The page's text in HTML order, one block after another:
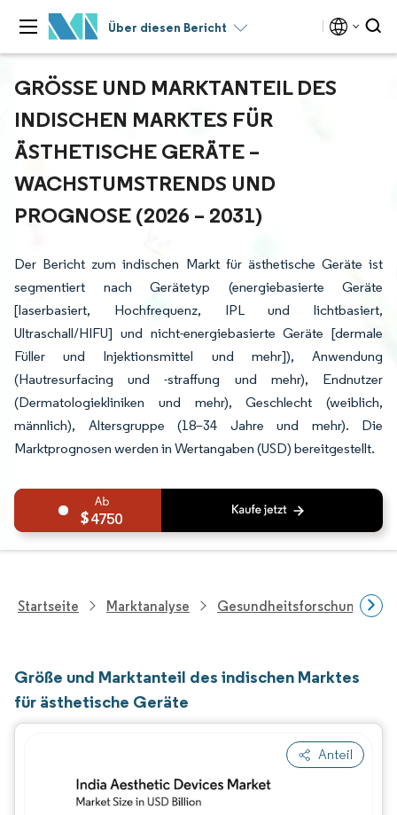
Über diesen Bericht
GRÖSSE UND MARKTANTEIL DES I
NDISCHEN MARKTES FÜR Ä
STHETISCHE GERÄTE – W
ACHSTUMSTRENDS UND P
ROGNOSE (2026 – 2031)
Der Bericht zum indischen Markt für ästhetische Geräte ist
segmentiert nach Gerätetyp (energiebasierte Geräte
[laserbasiert, Hochfrequenz, IPL und lichtbasiert,
Ultraschall/HIFU] und nicht-energiebasierte Geräte [dermale
Füller und Injektionsmittel und mehr]), Anwendung
(Hautresurfacing und -straffung und mehr), Endnutzer
(Dermatologiekliniken und mehr), Geschlecht (weiblich,
männlich), Altersgruppe (18–34 Jahre und mehr). Die
Marktprognosen werden in Wertangaben (USD) bereitgestellt.
4750
Startseite Marktanalyse Gesundheitsforschung
Größe und Marktanteil des indischen Marktes
für ästhetische Geräte
Anteil